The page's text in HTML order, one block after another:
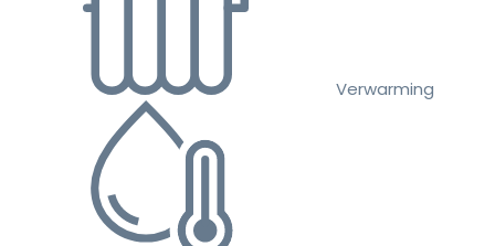
Verwarming